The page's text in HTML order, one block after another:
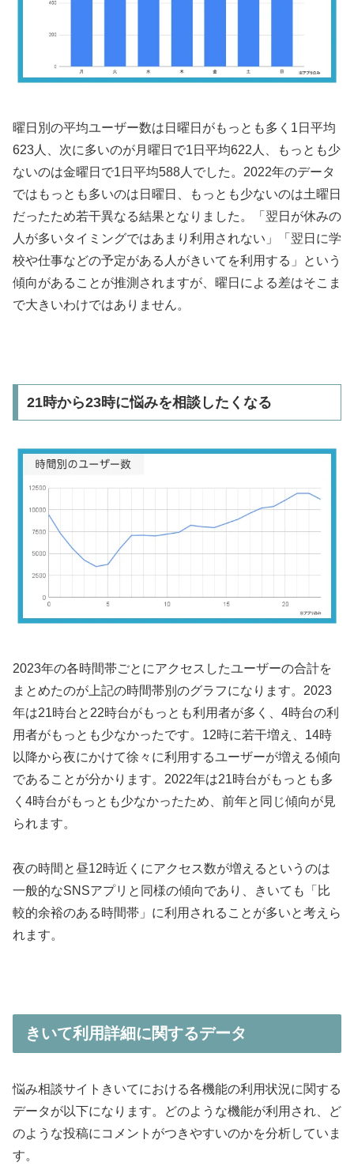
曜日別の平均ユーザー数は日曜日がもっとも多く1日平均
623人、次に多いのが月曜日で1日平均622人、もっとも少
ないのは金曜日で1日平均588人でした。2022年のデータ
ではもっとも多いのは日曜日、もっとも少ないのは土曜日
だったため若干異なる結果となりました。「翌日が休みの
人が多いタイミングではあまり利用されない」「翌日に学
校や仕事などの予定がある人がきいてを利用する」という
傾向があることが推測されますが、曜日による差はそこま
で大きいわけではありません。
21時から23時に悩みを相談したくなる
2023年の各時間帯ごとにアクセスしたユーザーの合計を
まとめたのが上記の時間帯別のグラフになります。2023
年は21時台と22時台がもっとも利用者が多く、4時台の利
用者がもっとも少なかったです。12時に若干増え、14時
以降から夜にかけて徐々に利用するユーザーが増える傾向
であることが分かります。2022年は21時台がもっとも多
く4時台がもっとも少なかったため、前年と同じ傾向が見
られます。
夜の時間と昼12時近くにアクセス数が増えるというのは
一般的なSNSアプリと同様の傾向であり、きいても「比
較的余裕のある時間帯」に利用されることが多いと考えら
れます。
きいて利用詳細に関するデータ
悩み相談サイトきいてにおける各機能の利用状況に関する
データが以下になります。どのような機能が利用され、ど
のような投稿にコメントがつきやすいのかを分析していま
す。